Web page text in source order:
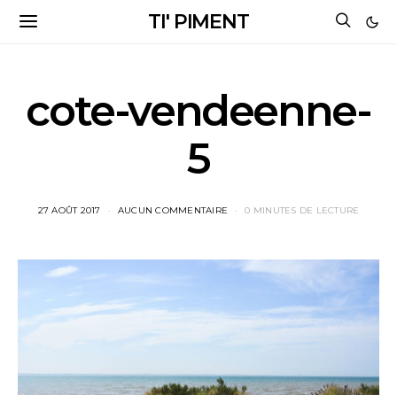
TI' PIMENT
cote-vendeenne-
5
27 AOÛT 2017 AUCUN COMMENTAIRE 0 MINUTES DE LECTURE